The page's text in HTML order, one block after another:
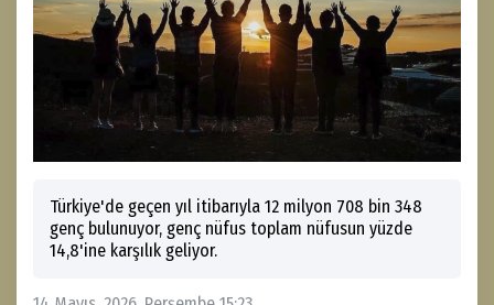
Türkiye'de geçen yıl itibarıyla 12 milyon 708 bin 348
genç bulunuyor, genç nüfus toplam nüfusun yüzde
14,8'ine karşılık geliyor.